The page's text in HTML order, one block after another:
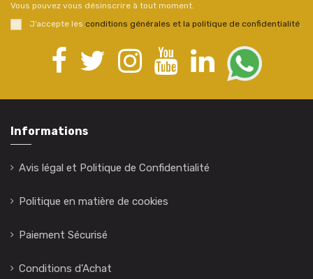
Vous pouvez vous désinscrire à tout moment.
J’accepte les conditions générales et la politique de confidentialité.
Informations
Avis légal et Politique de Confidentialité
Politique en matière de cookies
Paiement Sécurisé
Conditions d'Achat